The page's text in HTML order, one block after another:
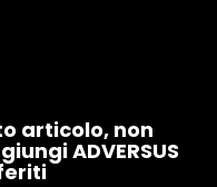
articolo, non
ADVERSUS